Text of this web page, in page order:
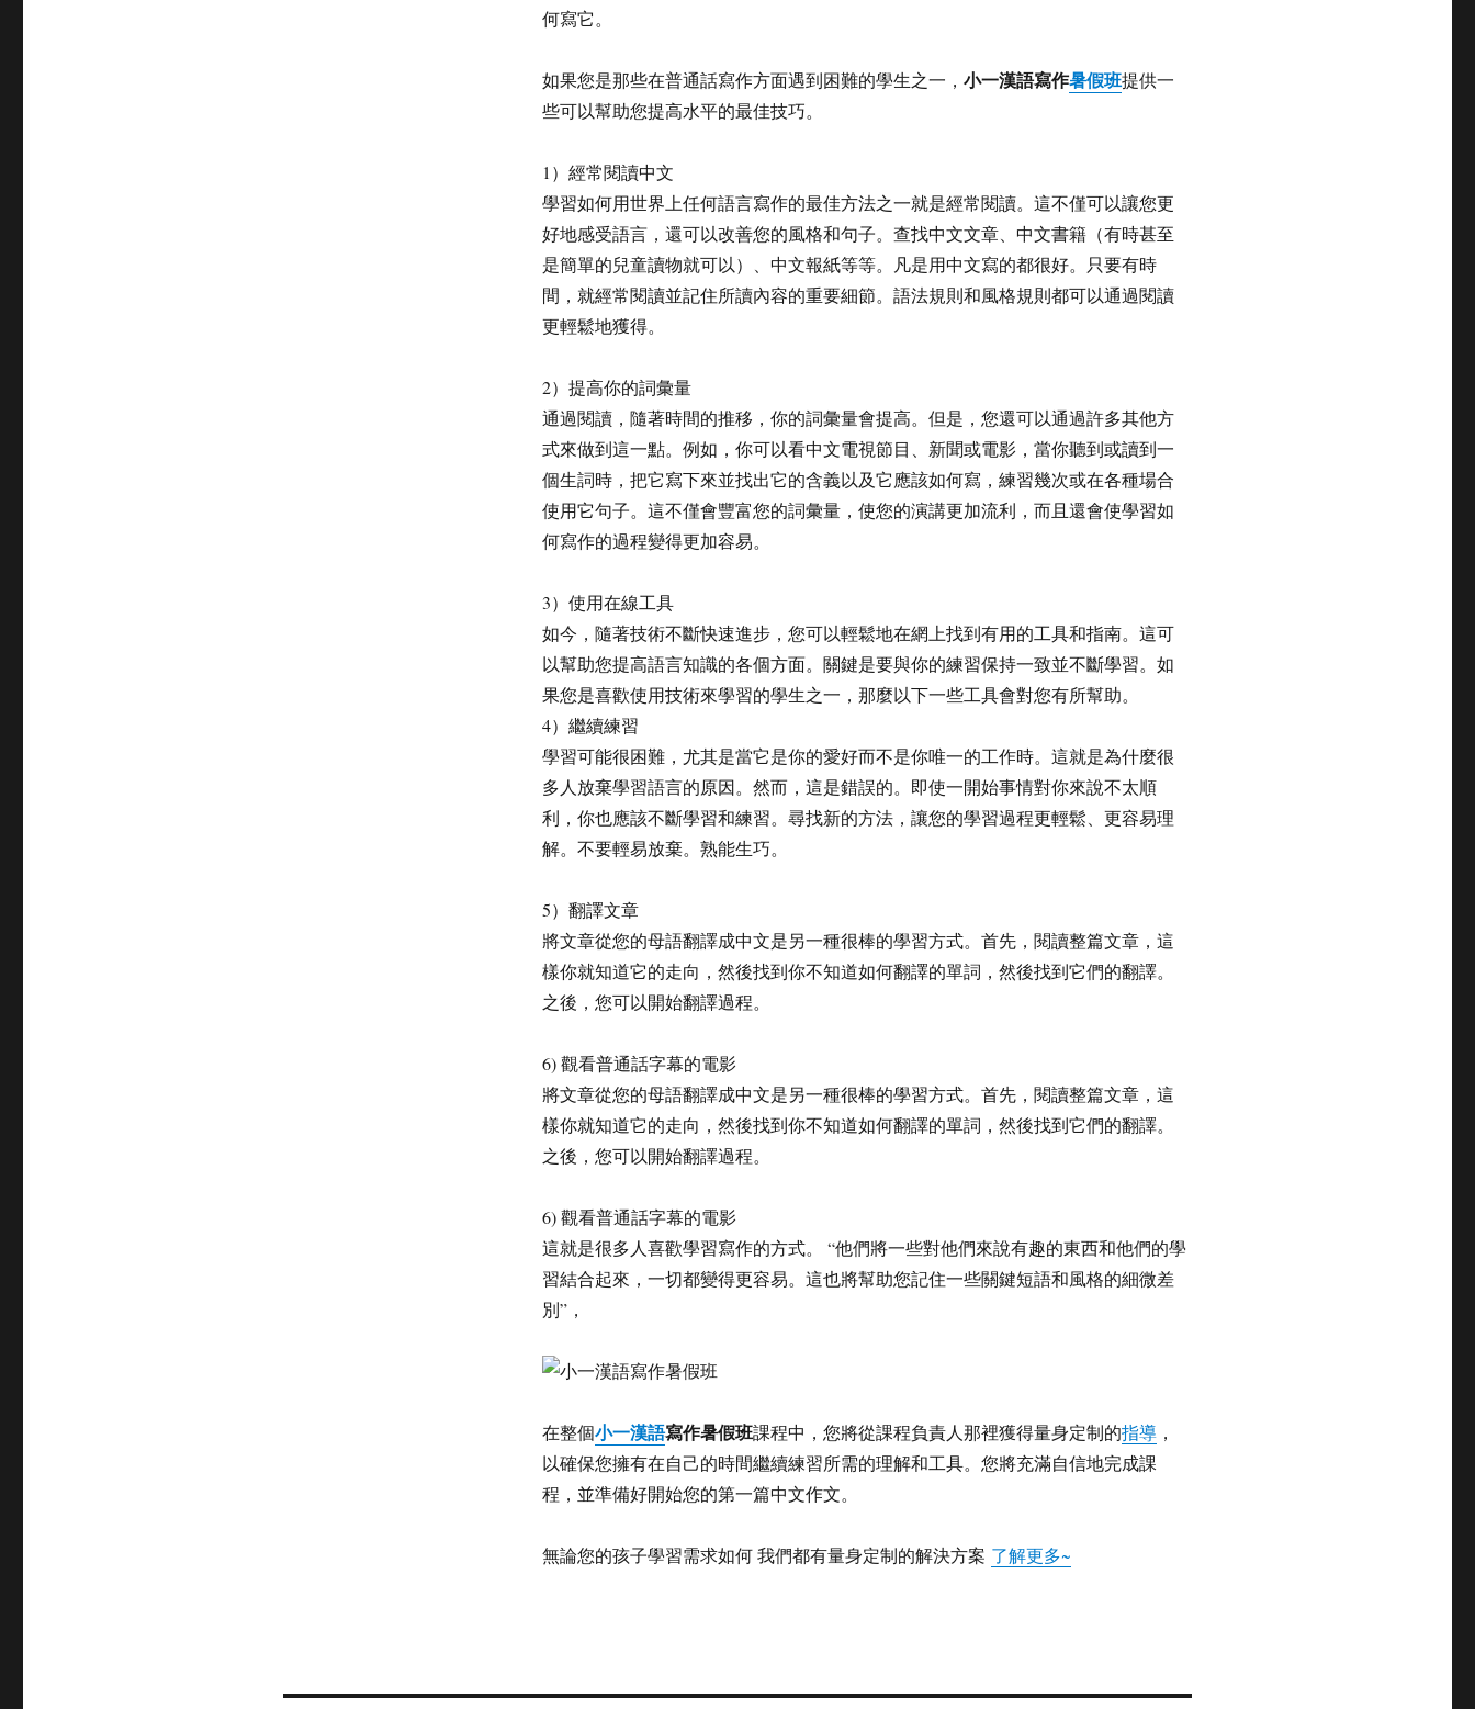
何寫它。
如果您是那些在普通話寫作方面遇到困難的學生之一，小一漢語寫作暑假班提供一
些可以幫助您提高水平的最佳技巧。
1）經常閱讀中文
學習如何用世界上任何語言寫作的最佳方法之一就是經常閱讀。這不僅可以讓您更
好地感受語言，還可以改善您的風格和句子。查找中文文章、中文書籍（有時甚至
是簡單的兒童讀物就可以）、中文報紙等等。凡是用中文寫的都很好。只要有時
間，就經常閱讀並記住所讀內容的重要細節。語法規則和風格規則都可以通過閱讀
更輕鬆地獲得。
2）提高你的詞彙量
通過閱讀，隨著時間的推移，你的詞彙量會提高。但是，您還可以通過許多其他方
式來做到這一點。例如，你可以看中文電視節目、新聞或電影，當你聽到或讀到一
個生詞時，把它寫下來並找出它的含義以及它應該如何寫，練習幾次或在各種場合
使用它句子。這不僅會豐富您的詞彙量，使您的演講更加流利，而且還會使學習如
何寫作的過程變得更加容易。
3）使用在線工具
如今，隨著技術不斷快速進步，您可以輕鬆地在網上找到有用的工具和指南。這可
以幫助您提高語言知識的各個方面。關鍵是要與你的練習保持一致並不斷學習。如
果您是喜歡使用技術來學習的學生之一，那麼以下一些工具會對您有所幫助。
4）繼續練習
學習可能很困難，尤其是當它是你的愛好而不是你唯一的工作時。這就是為什麼很
多人放棄學習語言的原因。然而，這是錯誤的。即使一開始事情對你來說不太順
利，你也應該不斷學習和練習。尋找新的方法，讓您的學習過程更輕鬆、更容易理
解。不要輕易放棄。熟能生巧。
5）翻譯文章
將文章從您的母語翻譯成中文是另一種很棒的學習方式。首先，閱讀整篇文章，這
樣你就知道它的走向，然後找到你不知道如何翻譯的單詞，然後找到它們的翻譯。
之後，您可以開始翻譯過程。
6) 觀看普通話字幕的電影
將文章從您的母語翻譯成中文是另一種很棒的學習方式。首先，閱讀整篇文章，這
樣你就知道它的走向，然後找到你不知道如何翻譯的單詞，然後找到它們的翻譯。
之後，您可以開始翻譯過程。
6) 觀看普通話字幕的電影
這就是很多人喜歡學習寫作的方式。 “他們將一些對他們來說有趣的東西和他們的學
習結合起來，一切都變得更容易。這也將幫助您記住一些關鍵短語和風格的細微差
別”，
在整個小一漢語寫作暑假班課程中，您將從課程負責人那裡獲得量身定制的指導 ，
以確保您擁有在自己的時間繼續練習所需的理解和工具。您將充滿自信地完成課
程，並準備好開始您的第一篇中文作文。
無論您的孩子學習需求如何 我們都有量身定制的解決方案 了解更多~